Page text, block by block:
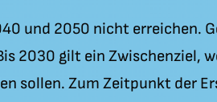
und 2050 nicht erreichen.
gilt ein Zwischenziel,
sollen. Zum Zeitpunkt der